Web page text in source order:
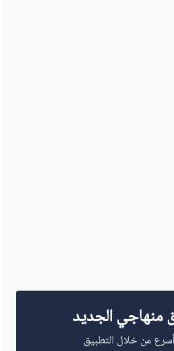
الجديد
من خلال التطبيق